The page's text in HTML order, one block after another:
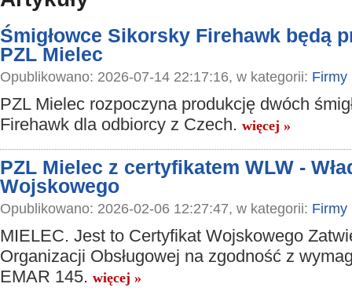
Śmigłowce Sikorsky Firehawk będą
PZL Mielec
Opublikowano: 2026-07-14 22:17:16, w kategorii: Firmy
PZL Mielec rozpoczyna produkcję dwóch
Firehawk dla odbiorcy z Czech. więcej »
PZL Mielec z certyfikatem WLW -
Wojskowego
Opublikowano: 2026-02-06 12:27:47, w kategorii: Firmy
MIELEC. Jest to Certyfikat Wojskowego
Organizacji Obsługowej na zgodność z
EMAR 145. więcej »